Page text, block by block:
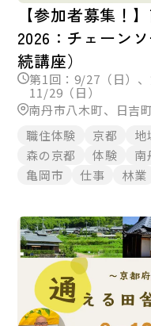
【参加者募集！
2026：チェーン
続講座）
第1回：9/27（日）
11/29（日）
南丹市八木町、日吉
職住体験
京都 地
森の京都
体験 南
亀岡市
仕事 林業